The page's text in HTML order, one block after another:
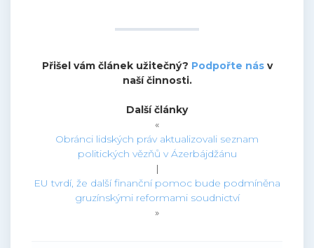
Přišel vám článek užitečný? Podpořte násv
naší činnosti.
Další články
«
Obránci lidských práv aktualizovali seznam
politických vězňů v Ázerbájdžánu
|
EU tvrdí, že další finanční pomoc bude podmíněna
gruzínskými reformami soudnictví
»